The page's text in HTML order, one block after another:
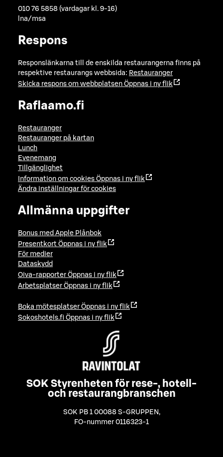
010 76 5858 (vardagar kl. 9-16)
lna/msa
Respons
Responslänkarna till de enskilda restaurangerna finns på
respektive restaurangs webbsida: Restauranger
Skicka respons om webbplatsen Öppnas i ny flik
Raflaamo.fi
Restauranger
Restauranger på kartan
Lunch
Evenemang
Tillgänglighet
Information om cookies Öppnas i ny flik
Ändra inställningar för cookies
Allmänna uppgifter
Bonus med Apple Plånbok
Presentkort Öppnas i ny flik
För medier
Dataskydd
Oiva-rapporter Öppnas i ny flik
Arbetsplatser Öppnas i ny flik
Boka mötesplatser Öppnas i ny flik
Sokoshotels.fi Öppnas i ny flik
SOK Styrenheten för rese-, hotell-
och restaurangbranschen
SOK PB 1 00088 S-GRUPPEN ,
FO-nummer 0116323-1